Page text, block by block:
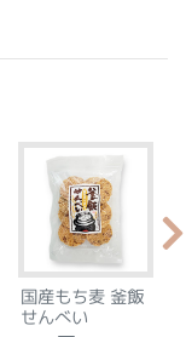
国産もち麦 釜飯
せんべい